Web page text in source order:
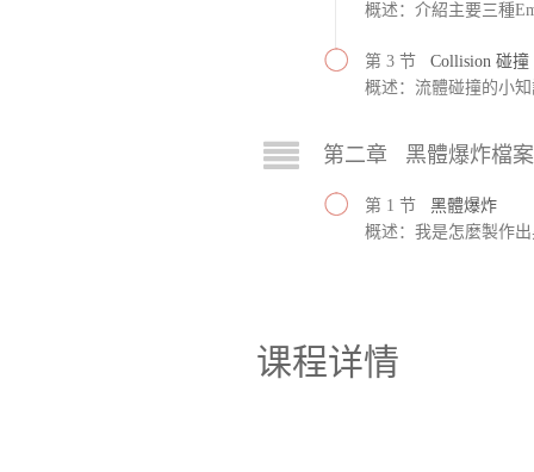
概述：介紹主要三種
第 3 节 Collision 碰撞
概述：流體碰撞的小
第二章 黑體爆炸檔
第 1 节 黑體爆炸
概述：我是怎麼製作
课程详情